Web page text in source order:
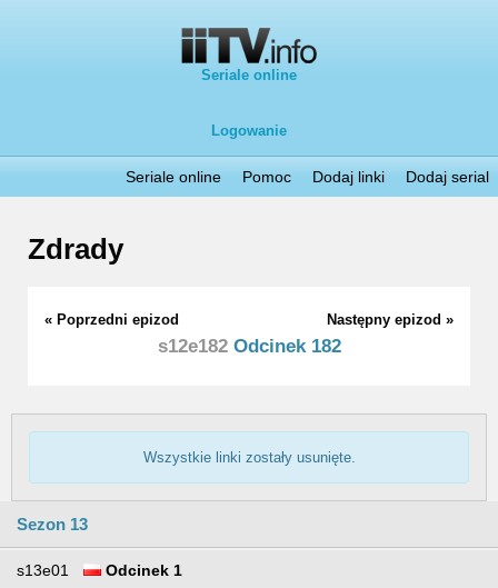
Seriale online
Logowanie
Seriale online Pomoc Dodaj linki Dodaj serial
Zdrady
« Poprzedni epizod Następny epizod »
s12e182Odcinek 182
Wszystkie linki zostały usunięte.
Sezon 13
s13e01 Odcinek 1